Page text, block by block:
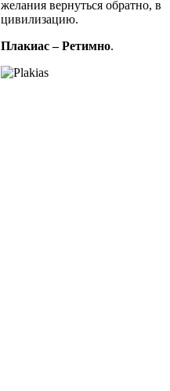
желания вернуться обратно, в
цивилизацию.
Плакиас – Ретимно.